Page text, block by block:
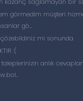
görmedim müşteri
gö...
mi sonunda
:(
anlık